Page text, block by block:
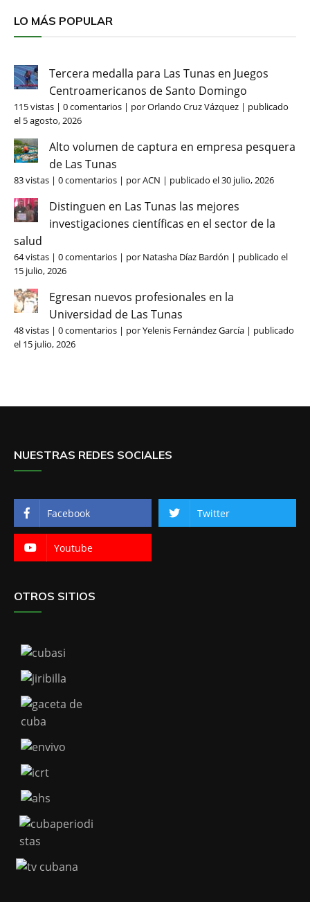
LO MÁS POPULAR
Tercera medalla para Las Tunas en Juegos
Centroamericanos de Santo Domingo
115 vistas | 0 comentarios | porOrlando Cruz Vázquez | publicado
el 5 agosto, 2026
Alto volumen de captura en empresa pesquera
de Las Tunas
83 vistas | 0 comentarios | porACN | publicado el 30 julio, 2026
Distinguen en Las Tunas las mejores
investigaciones científicas en el sector de la
salud
64 vistas | 0 comentarios | por Natasha Díaz Bardón | publicado el
15 julio, 2026
Egresan nuevos profesionales en la
Universidad de Las Tunas
48 vistas | 0 comentarios | porYelenis Fernández García | publicado
el 15 julio, 2026
NUESTRAS REDES SOCIALES
Facebook Twitter
Youtube
OTROS SITIOS